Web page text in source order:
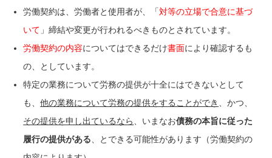
労働契約は、労働者と使用者が、「対等の立場で合意に基づ
いて 」締結や変更が行われるべきものとされています。
労働契約の内容についてはできるだけ書面により確認するも
の、としています。
特定の業務について労務の提供が十全にはできないとして
も、他の業務について労務の提供をすることができ
、かつ、
その提供を申し出ているなら
、いまなお債務の本旨に従った
履行の提供がある 、とできる可能性があります（労働契約の